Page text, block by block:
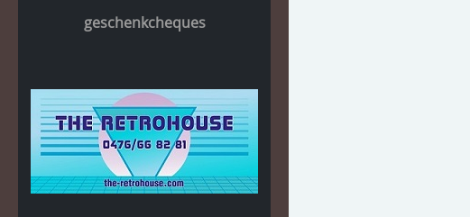
geschenkcheques